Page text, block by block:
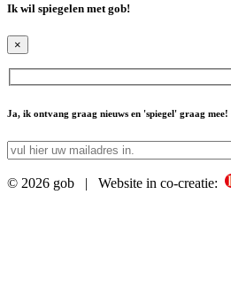
Ik wil spiegelen met gob!
×
Ja, ik ontvang graag nieuws en 'spiegel' graag mee!
© 2026 gob | Website in co-creatie: